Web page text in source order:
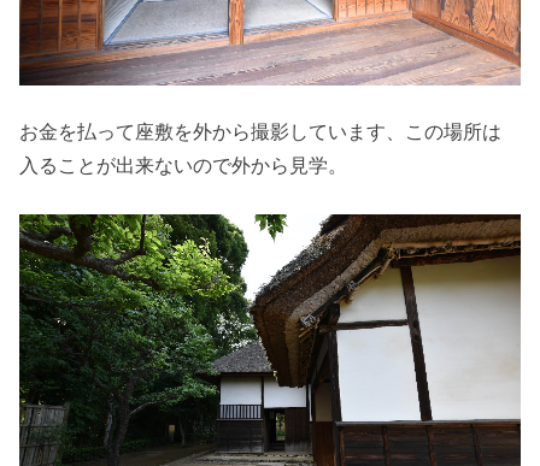
お金を払って座敷を外から撮影しています、この場所は
入ることが出来ないので外から見学。